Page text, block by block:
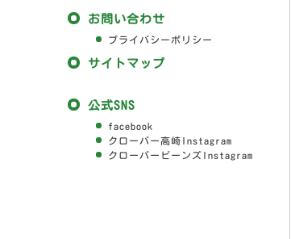
お問い合わせ
プライバシーポリシー
サイトマップ
公式SNS
facebook
クローバー高崎Instagram
クローバービーンズInstagram